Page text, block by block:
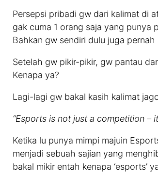
Persepsi pribadi gw dari kalimat di
gak cuma 1 orang saja yang punya
Bahkan gw sendiri dulu juga
Setelah gw pikir-pikir, gw pantau
Kenapa ya?
Lagi-lagi gw bakal kasih kalimat
“Esports is not just a competition –
Ketika lu punya mimpi majuin
menjadi sebuah sajian yang
bakal mikir entah kenapa ‘esports’